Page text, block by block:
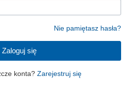
Nie pamiętasz hasła?
Zaloguj się
konta? Zarejestruj się